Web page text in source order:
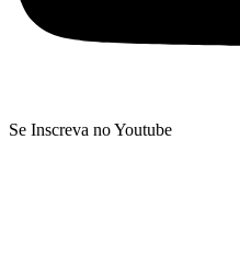
Se Inscreva no Youtube